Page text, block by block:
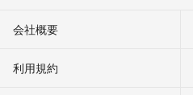
会社概要
利用規約